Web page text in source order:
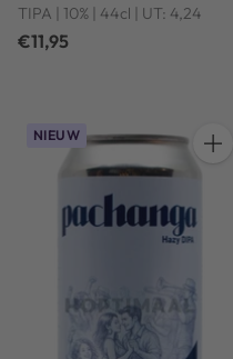
TIPA | 10% | 44cl | UT: 4,24
€11,95
NIEUW